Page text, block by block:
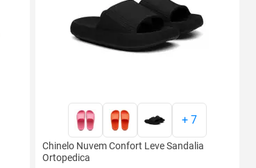
+ 7
Chinelo Nuvem Confort Leve Sandalia
Ortopedica